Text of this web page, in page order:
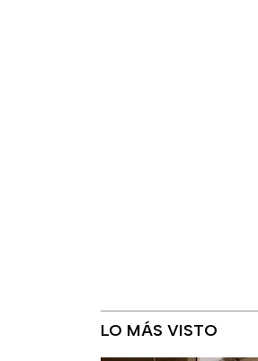
LO MÁS VISTO